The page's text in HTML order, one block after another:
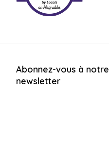
Abonnez-vous à notre
newsletter